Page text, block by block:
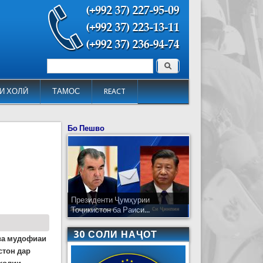
ХОЛӢ ТАМОС REACT
Форма поиска Поиск
мудофиаи
дар
Бо Пешво
Президенти Ҷумҳурии
Тоҷикистон ба Раиси...
30 СОЛИ НАҶОТ